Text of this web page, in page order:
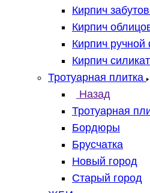
Кирпич
Кирпич
Кирпич
Кирпич
Тротуарная плитка
Назад
Тротуарная
Бордюры
Брусчатка
Новый город
Старый город